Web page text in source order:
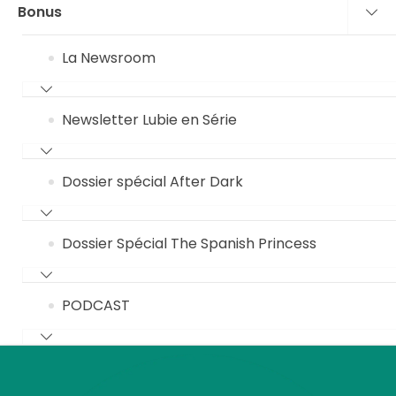
Bonus
La Newsroom
Newsletter Lubie en Série
Dossier spécial After Dark
Dossier Spécial The Spanish Princess
PODCAST